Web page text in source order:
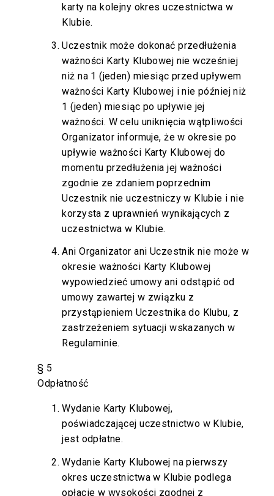
karty na kolejny okres uczestnictwa w
Klubie.
Uczestnik może dokonać przedłużenia
ważności Karty Klubowej nie wcześniej
niż na 1 (jeden) miesiąc przed upływem
ważności Karty Klubowej i nie później niż
1 (jeden) miesiąc po upływie jej
ważności. W celu uniknięcia wątpliwości
Organizator informuje, że w okresie po
upływie ważności Karty Klubowej do
momentu przedłużenia jej ważności
zgodnie ze zdaniem poprzednim
Uczestnik nie uczestniczy w Klubie i nie
korzysta z uprawnień wynikających z
uczestnictwa w Klubie.
Ani Organizator ani Uczestnik nie może w
okresie ważności Karty Klubowej
wypowiedzieć umowy ani odstąpić od
umowy zawartej w związku z
przystąpieniem Uczestnika do Klubu, z
zastrzeżeniem sytuacji wskazanych w
Regulaminie.
§ 5
Odpłatność
Wydanie Karty Klubowej,
poświadczającej uczestnictwo w Klubie,
jest odpłatne.
Wydanie Karty Klubowej na pierwszy
okres uczestnictwa w Klubie podlega
opłacie w wysokości zgodnej z